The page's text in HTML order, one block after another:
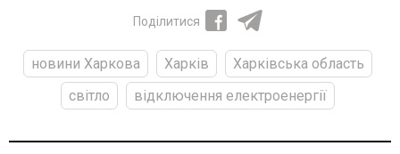
Поділитися
новини Харкова Харків
Харківська область
світло
відключення електроенергії